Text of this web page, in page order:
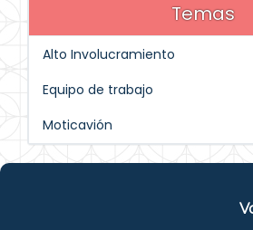
Temas
Alto Involucramiento
Equipo de trabajo
Moticavión